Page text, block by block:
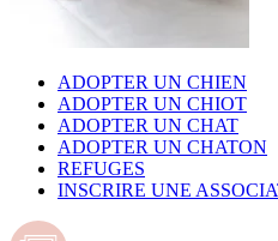
ADOPTER UN CHIEN
ADOPTER UN CHIOT
ADOPTER UN CHAT
ADOPTER UN CHATON
REFUGES
INSCRIRE UNE